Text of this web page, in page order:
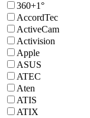
360+1°
AccordTec
ActiveCam
Activision
Apple
ASUS
ATEC
Aten
ATIS
ATIX